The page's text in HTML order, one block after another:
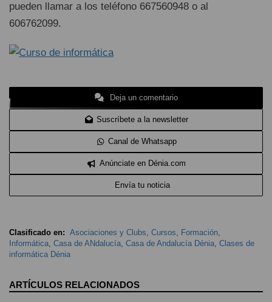
pueden llamar a los teléfono 667560948 o al
606762099.
Deja un comentario
Suscríbete a la newsletter
Canal de Whatsapp
Anúnciate en Dénia.com
Envía tu noticia
Clasificado en: Asociaciones y Clubs, Cursos, Formación,
Informática, Casa de ANdalucía, Casa de Andalucía Dénia, Clases de
informática Dénia
ARTÍCULOS RELACIONADOS